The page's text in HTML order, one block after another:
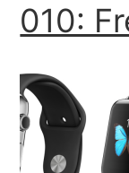
010: